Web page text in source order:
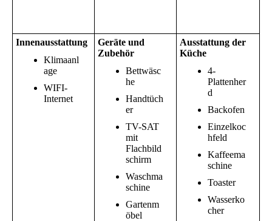
Innenausstattung
Klimaanl
age
WIFI-
Internet
Geräte und
Zubehör
Bettwäsc
he
Handtüch
er
TV-SAT
mit
Flachbild
schirm
Waschma
schine
Gartenm
öbel
Ausstattung der
Küche
4-
Plattenher
d
Backofen
Einzelkoc
hfeld
Kaffeema
schine
Toaster
Wasserko
cher